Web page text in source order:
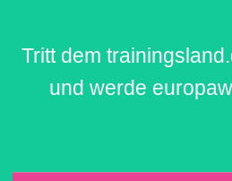
Tritt dem
und werde